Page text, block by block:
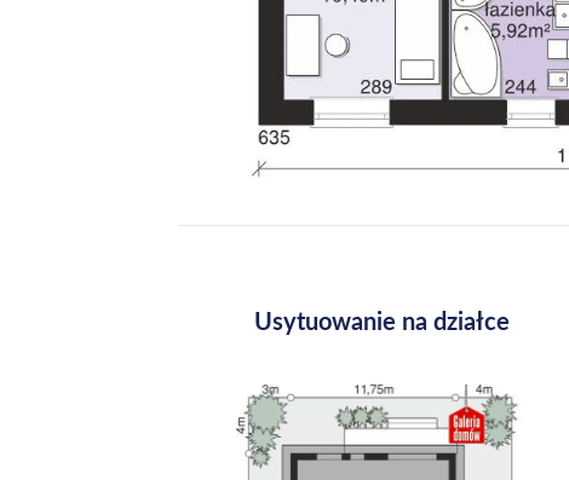
Usytuowanie na działce